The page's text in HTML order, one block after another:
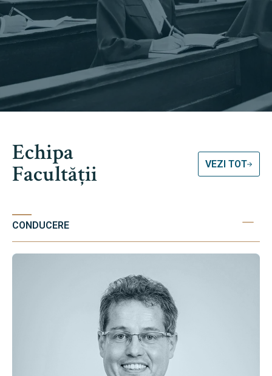
Echipa
Facultății VEZI TOT
CONDUCERE